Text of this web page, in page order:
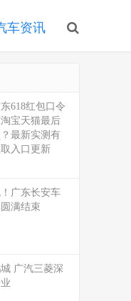
车资讯
618红包口令
宝天猫最后
最新实测有
入口更新
广东长安车
满结束
广汽三菱深